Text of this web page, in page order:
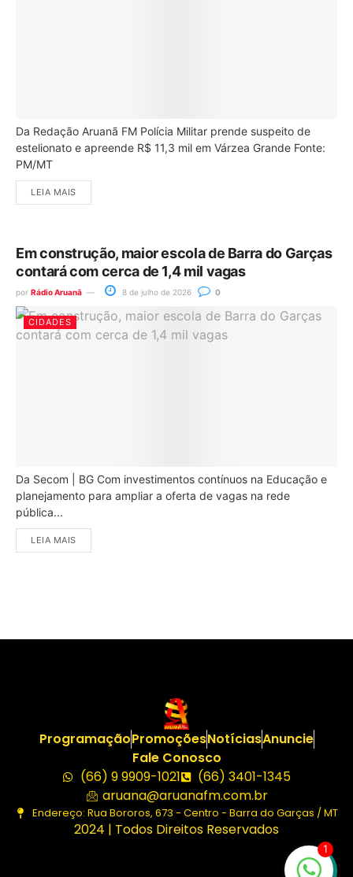
Da Redação Aruanã FM Polícia Militar prende suspeito de
estelionato e apreende R$ 11,3 mil em Várzea Grande Fonte:
PM/MT
LEIA MAIS
Em construção, maior escola de Barra do Garças
contará com cerca de 1,4 mil vagas
por Rádio Aruanã 8 de julho de 2026 0
CIDADES
Da Secom | BG Com investimentos contínuos na Educação e
planejamento para ampliar a oferta de vagas na rede
pública...
LEIA MAIS
ProgramaçãoPromoçõesNotíciasAnuncie
Fale Conosco
(66) 9 9909-1021
(66) 3401-1345
aruana@aruanafm.com.br
Endereço: Rua Bororos, 673 - Centro - Barra do Garças / MT
2024 | Todos Direitos Reservados
1